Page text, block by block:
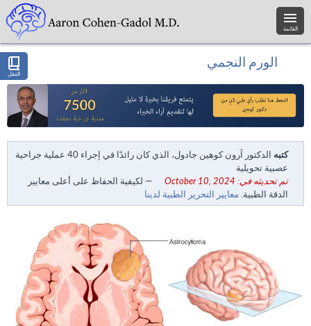
القائمة
التنقل
الورم النجمي
كتبه
الدكتور آرون كوهين جادول، الذي كان رائدًا في إجراء 40 عملية جراحية
عصبية تحويلية
تم تحديثه في: October 10, 2024
— لكيفية الحفاظ على أعلى معايير
الدقة الطبية. معايير التحرير الطبية لدينا